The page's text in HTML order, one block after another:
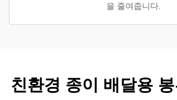
을 줄여줍니다.
친환경 종이 배달용